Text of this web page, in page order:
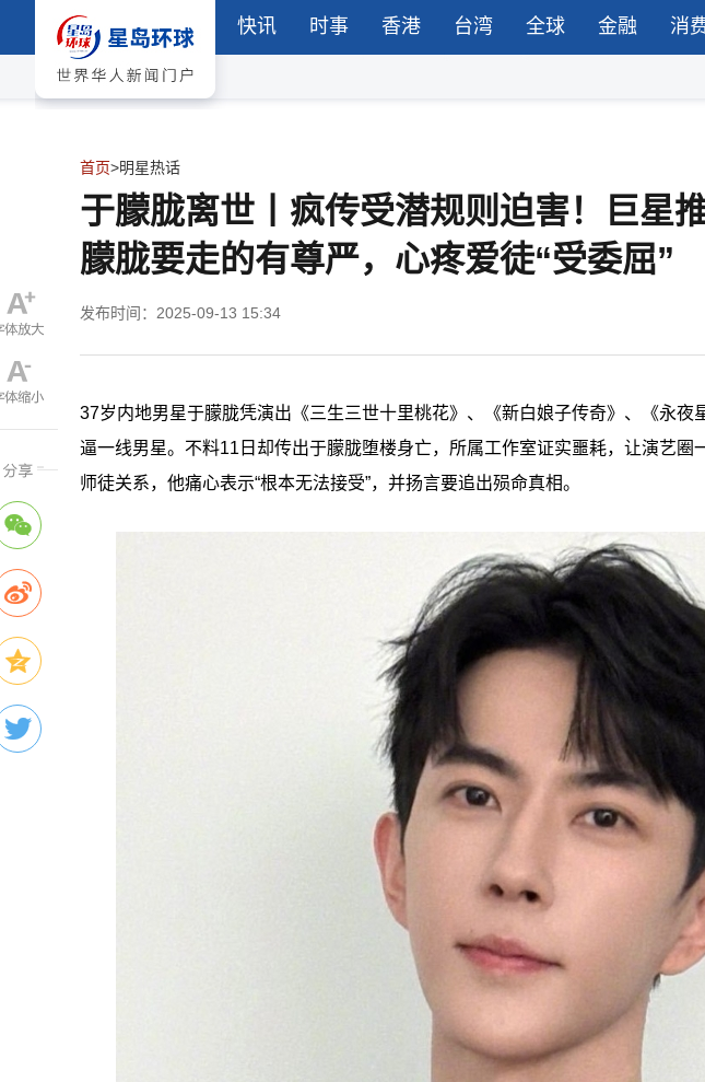
快讯 时事 香港 台湾 全球 金融 消
首页>明星热话
于朦胧离世丨疯传受潜规则迫害！巨星
朦胧要走的有尊严，心疼爱徒“受委屈”
发布时间：2025-09-13 15:34
37岁内地男星于朦胧凭演出《三生三世十里桃花》、《新白娘子传奇》、《永夜
逼一线男星。不料11日却传出于朦胧堕楼身亡，所属工作室证实噩耗，让演艺圈
师徒关系，他痛心表示“根本无法接受”，并扬言要追出殒命真相。